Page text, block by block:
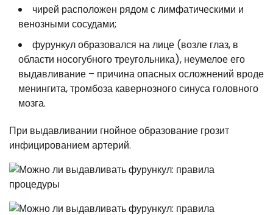
чирей расположен рядом с лимфатическими и
венозными сосудами;
фурункул образовался на лице (возле глаз, в
области носогубного треугольника), неумелое его
выдавливание – причина опасных осложнений вроде
менингита, тромбоза кавернозного синуса головного
мозга.
При выдавливании гнойное образование грозит
инфицированием артерий.